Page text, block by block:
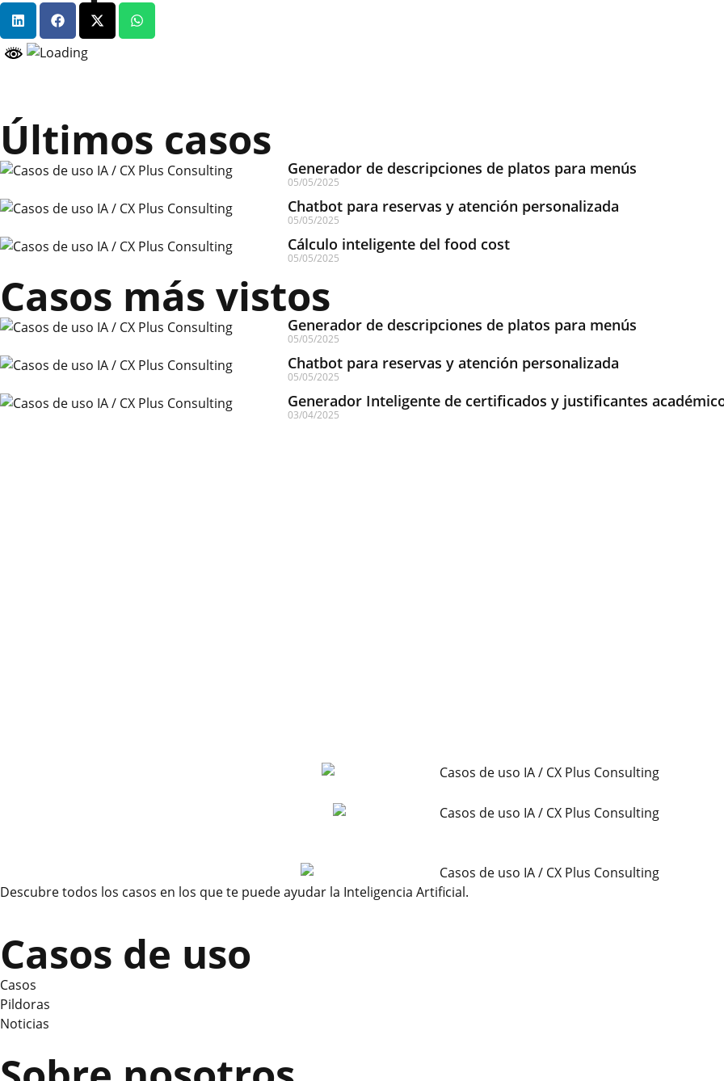
Últimos casos
Generador de descripciones de platos para menús
05/05/2025
Chatbot para reservas y atención personalizada
05/05/2025
Cálculo inteligente del food cost
05/05/2025
Casos más vistos
Generador de descripciones de platos para menús
05/05/2025
Chatbot para reservas y atención personalizada
05/05/2025
Generador Inteligente de certificados y justificantes
03/04/2025
Descubre todos los casos en los que te puede ayudar la Inteligencia Artificial.
Casos de uso
Casos
Pildoras
Noticias